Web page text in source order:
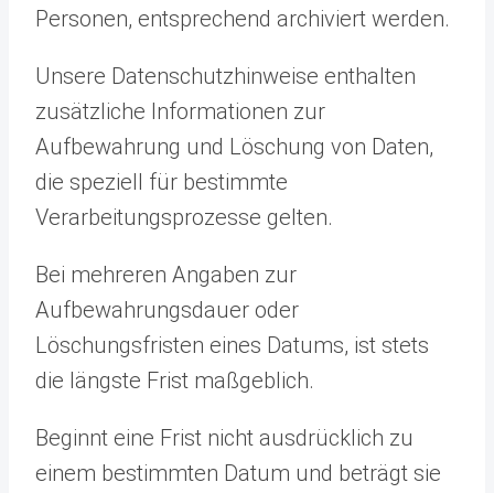
Personen, entsprechend archiviert werden.
Unsere Datenschutzhinweise enthalten
zusätzliche Informationen zur
Aufbewahrung und Löschung von Daten,
die speziell für bestimmte
Verarbeitungsprozesse gelten.
Bei mehreren Angaben zur
Aufbewahrungsdauer oder
Löschungsfristen eines Datums, ist stets
die längste Frist maßgeblich.
Beginnt eine Frist nicht ausdrücklich zu
einem bestimmten Datum und beträgt sie